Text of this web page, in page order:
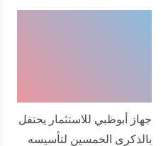
جهاز أبوظبي للاستثمار يحتفل
بالذكرى الخمسين لتأسيسه